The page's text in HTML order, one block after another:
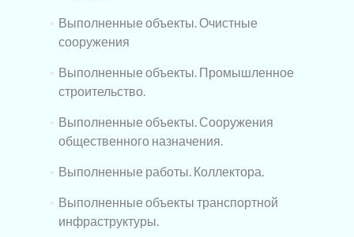
Выполненные объекты. Очистные
сооружения
Выполненные объекты. Промышленное
строительство.
Выполненные объекты. Сооружения
общественного назначения.
Выполненные работы. Коллектора.
Выполненные объекты транспортной
инфраструктуры.